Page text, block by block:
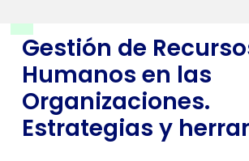
Gestión de
Humanos en las
Organizaciones.
Estrategias y